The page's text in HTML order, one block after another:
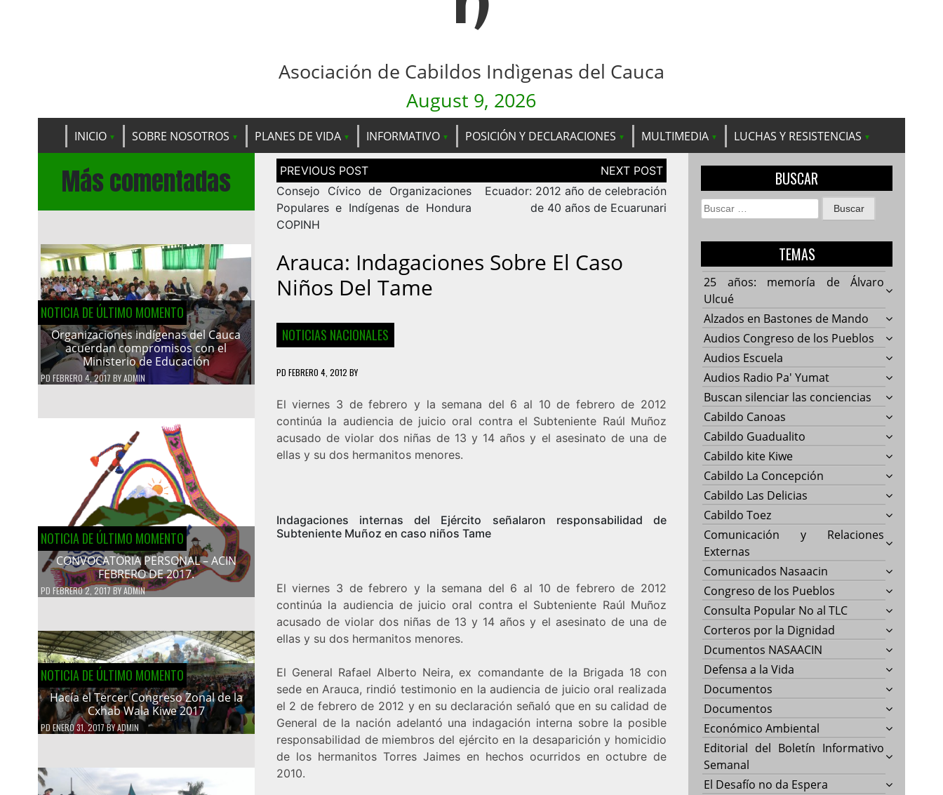
Asociación de Cabildos Indìgenas del Cauca
August 9, 2026
INICIO SOBRE NOSOTROS PLANES DE VIDA INFORMATIVO POSICIÓN Y DECLARACIONES MULTIMEDIA LUCHAS Y RESISTENCIAS
Más comentadas
NOTICIA DE ÚLTIMO MOMENTO
Organizaciones indígenas del Cauca
acuerdan compromisos con el
Ministerio de Educación
PD FEBRERO 4, 2017 BYADMIN
NOTICIA DE ÚLTIMO MOMENTO
CONVOCATORIA PERSONAL – ACIN
FEBRERO DE 2017.
PD FEBRERO 2, 2017BYADMIN
NOTICIA DE ÚLTIMO MOMENTO
Hacía el Tercer Congreso Zonal de la
Cxhab Wala Kiwe 2017
PDENERO 31, 2017BYADMIN
Navegación
de
entradas
Consejo Cívico de Organizaciones
Populares e Indígenas de Hondura
COPINH
Ecuador: 2012 año de celebración
de 40 años de Ecuarunari
Arauca: Indagaciones Sobre El Caso
Niños Del Tame
NOTICIAS NACIONALES
PD FEBRERO 4, 2012 BY
El viernes 3 de febrero y la semana del 6 al 10 de febrero de 2012
continúa la audiencia de juicio oral contra el Subteniente Raúl Muñoz
acusado de violar dos niñas de 13 y 14 años y el asesinato de una de
ellas y su dos hermanitos menores.
Indagaciones internas del Ejército señalaron responsabilidad de
Subteniente Muñoz en caso niños Tame
El viernes 3 de febrero y la semana del 6 al 10 de febrero de 2012
continúa la audiencia de juicio oral contra el Subteniente Raúl Muñoz
acusado de violar dos niñas de 13 y 14 años y el asesinato de una de
ellas y su dos hermanitos menores.
El General Rafael Alberto Neira, ex comandante de la Brigada 18 con
sede en Arauca, rindió testimonio en la audiencia de juicio oral realizada
el 2 de febrero de 2012 y en su declaración señaló que en su calidad de
General de la nación adelantó una indagación interna sobre la posible
responsabilidad de miembros del ejército en la desaparición y homicidio
de los hermanitos Torres Jaimes en hechos ocurridos en octubre de
2010.
BUSCAR
Buscar:
TEMAS
25 años: memoría de Álvaro
Ulcué
Alzados en Bastones de Mando
Audios Congreso de los Pueblos
Audios Escuela
Audios Radio Pa' Yumat
Buscan silenciar las conciencias
Cabildo Canoas
Cabildo Guadualito
Cabildo kite Kiwe
Cabildo La Concepción
Cabildo Las Delicias
Cabildo Toez
Comunicación y Relaciones
Externas
Comunicados Nasaacin
Congreso de los Pueblos
Consulta Popular No al TLC
Corteros por la Dignidad
Dcumentos NASAACIN
Defensa a la Vida
Documentos
Documentos
Económico Ambiental
Editorial del Boletín Informativo
Semanal
El Desafío no da Espera